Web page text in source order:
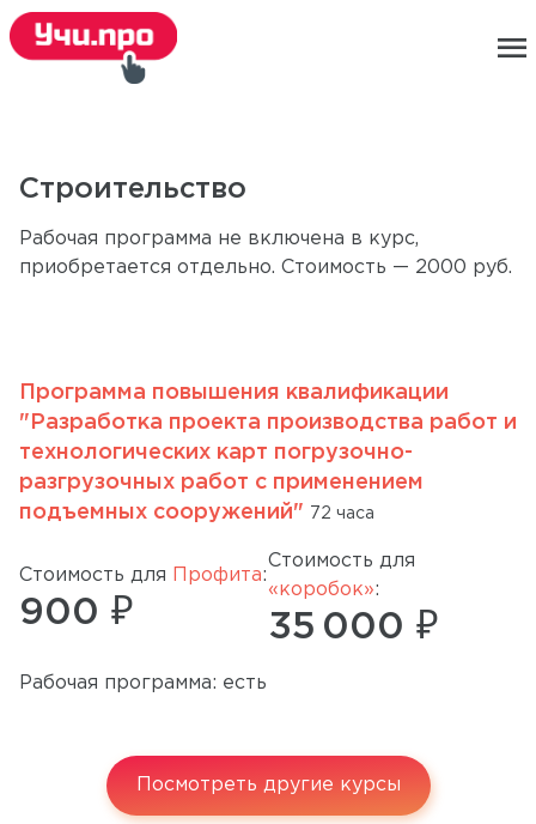
menu
Строительство
Рабочая программа не включена в курс,
приобретается отдельно. Стоимость — 2000 руб.
Программа повышения квалификации
"Разработка проекта производства работ и
технологических карт погрузочно-
разгрузочных работ с применением
подъемных сооружений"
72 часа
Стоимость для Профита:
900 ₽
Стоимость для
«коробок»:
35 000 ₽
Рабочая программа: есть
Посмотреть другие курсы